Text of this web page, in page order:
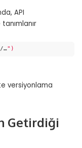
API
…")
versiyonlama
Getirdiği